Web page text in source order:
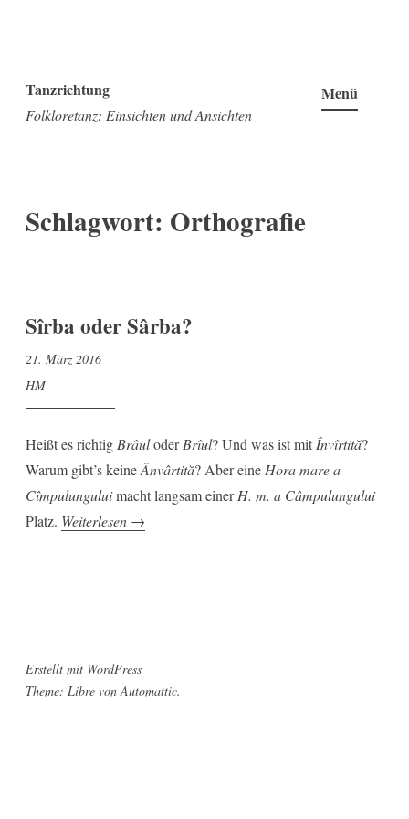
Inhalt
springen
Tanzrichtung
Folkloretanz: Einsichten und Ansichten
Menü
Schlagwort: Orthografie
Sîrba oder Sârba?
21. März 2016
HM
Heißt es richtig BrâuloderBrîul? Und was ist mit Învîrtită?
Warum gibt’s keineÂnvârtită? Aber eine Hora mare a
Cîmpulunguluimacht langsam einerH. m. a Câmpulungului
Platz. Weiterlesen „Sîrba
→
Erstellt mit WordPress
Theme: Libre vonAutomattic.